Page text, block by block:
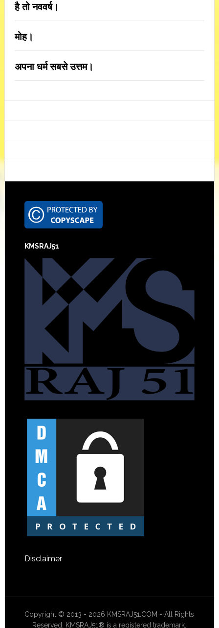
है तो नववर्ष।
मोह।
अपना धर्म सबसे उत्तम।
Footer
KMSRAJ51
Disclaimer
Copyright © 2013 - 2026 KMSRAJ51.COM - All Rights
Reserved. KMSRAJ51® is a registered trademark.